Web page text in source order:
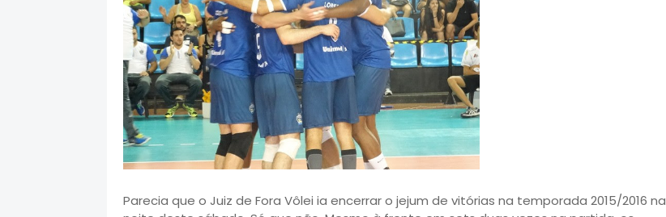
Parecia que o Juiz de Fora Vôlei ia encerrar o jejum de vitórias na temporada 2015/2016 na